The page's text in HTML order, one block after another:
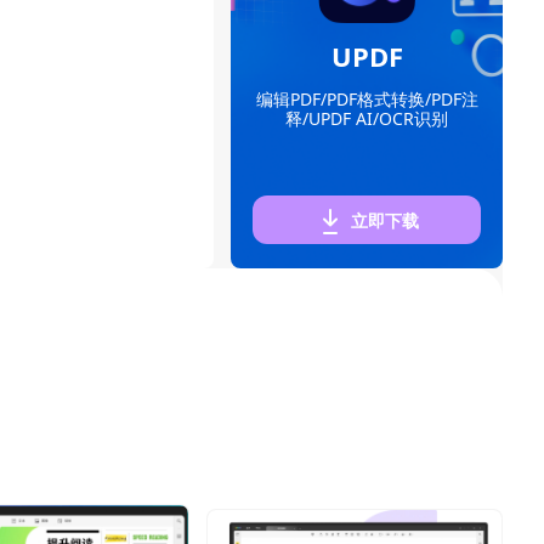
UPDF
编辑PDF/PDF格式转换/PDF注
释/UPDF AI/OCR识别
立即下载